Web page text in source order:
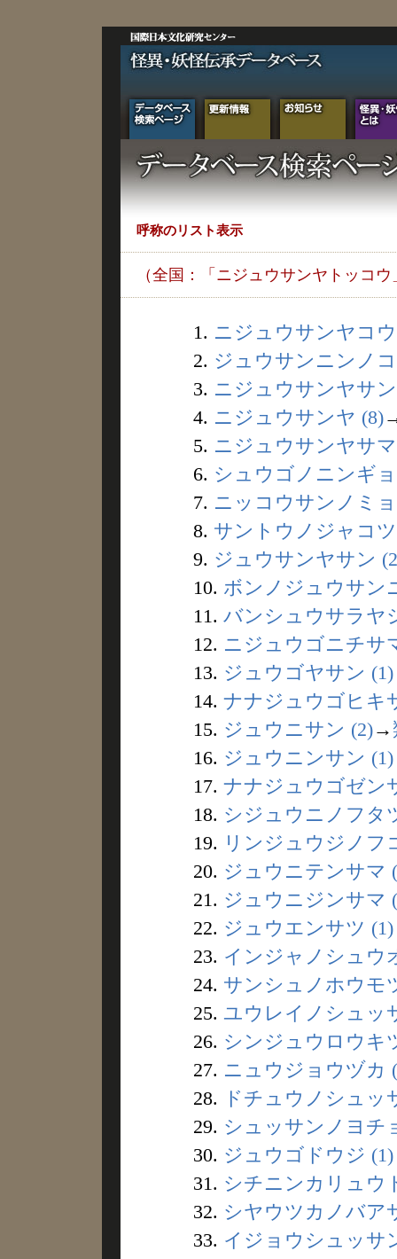
呼称のリスト表示
（全国：「ニジュウサンヤトッコ
1. ニジュウサンヤコ
2. ジュウサンニンノ
3. ニジュウサンヤサ
4. ニジュウサンヤ (8)
5. ニジュウサンヤサ
6. シュウゴノニンギ
7. ニッコウサンノミ
8. サントウノジャコ
9. ジュウサンヤサン
10. ボンノジュウサン
11. バンシュウサラヤ
12. ニジュウゴニチサ
13. ジュウゴヤサン (1)
14. ナナジュウゴヒキ
15. ジュウニサン (2)→
16. ジュウニンサン (1)
17. ナナジュウゴゼン
18. シジュウニノフタ
19. リンジュウジノフ
20. ジュウニテンサマ
21. ジュウニジンサマ
22. ジュウエンサツ (1)
23. インジャノシュウ
24. サンシュノホウモ
25. ユウレイノシュッ
26. シンジュウロウキ
27. ニュウジョウヅカ
28.
ドチュウノシュッ
29. シュッサンノヨチ
30. ジュウゴドウジ (1)
31. シチニンカリュウ
32. シヤウツカノバア
33. イジョウシュッサ